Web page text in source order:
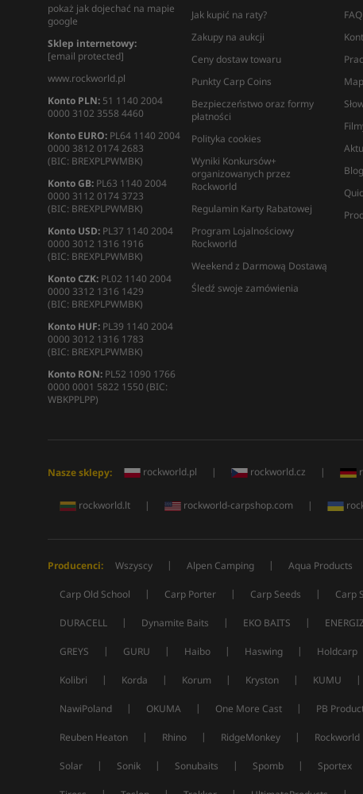
pokaż jak dojechać na mapie
google
Sklep internetowy:
[email protected]
www.rockworld.pl
Konto PLN:51 1140 2004
0000 3102 3558 4460
Konto EURO:PL64 1140 2004
0000 3812 0174 2683
(BIC: BREXPLPWMBK)
Konto GB:PL63 1140 2004
0000 3112 0174 3723
(BIC: BREXPLPWMBK)
Konto USD:PL37 1140 2004
0000 3012 1316 1916
(BIC: BREXPLPWMBK)
Konto CZK:PL02 1140 2004
0000 3312 1316 1429
(BIC: BREXPLPWMBK)
Konto HUF:PL39 1140 2004
0000 3012 1316 1783
(BIC: BREXPLPWMBK)
Konto RON:PL52 1090 1766
0000 0001 5822 1550 (BIC:
WBKPPLPP)
Jak kupić na raty?
Zakupy na aukcji
Ceny dostaw towaru
Punkty Carp Coins
Bezpieczeństwo oraz formy
płatności
Polityka cookies
Wyniki Konkursów+
organizowanych przez
Rockworld
Regulamin Karty Rabatowej
Program Lojalnościowy
Rockworld
Weekend z Darmową Dostawą
Śledź swoje zamówienia
FAQ
Blog
Nasze sklepy: rockworld.pl | rockworld.cz |
rockworld.lt | rockworld-carpshop.com |
Producenci: Wszyscy | Alpen Camping | Aqua Products
Carp Old School | Carp Porter | Carp Seeds | Carp
DURACELL | Dynamite Baits | EKO BAITS |
GREYS | GURU | Haibo | Haswing | Holdcarp
Kolibri | Korda | Korum | Kryston | KUMU |
NawiPoland | OKUMA | One More Cast | PB
Reuben Heaton | Rhino | RidgeMonkey | Rockworld
Solar | Sonik | Sonubaits | Spomb | Sportex